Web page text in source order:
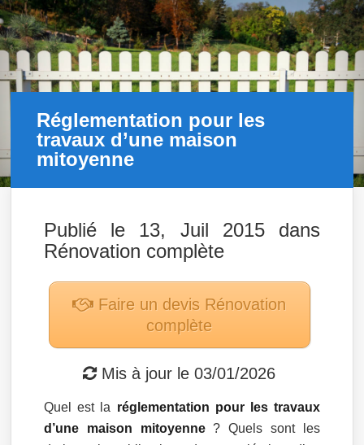
Réglementation pour les
travaux d’une maison
mitoyenne
Publié le 13, Juil 2015 dans
Rénovation complète
Faire un devis Rénovation
complète
Mis à jour le03/01/2026
Quel est la réglementation pour les travaux
d’une maison mitoyenne? Quels sont les